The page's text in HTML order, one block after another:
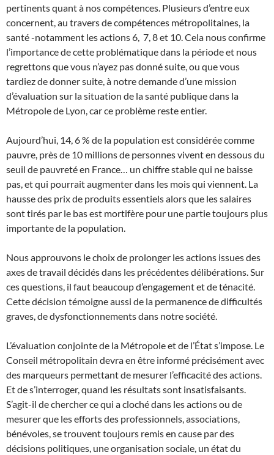
pertinents quant à nos compétences. Plusieurs d’entre eux
concernent, au travers de compétences métropolitaines, la
santé -notamment les actions 6, 7, 8 et 10. Cela nous confirme
l’importance de cette problématique dans la période et nous
regrettons que vous n’ayez pas donné suite, ou que vous
tardiez de donner suite, à notre demande d’une mission
d’évaluation sur la situation de la santé publique dans la
Métropole de Lyon, car ce problème reste entier.
Aujourd’hui, 14, 6 % de la population est considérée comme
pauvre, près de 10 millions de personnes vivent en dessous du
seuil de pauvreté en France… un chiffre stable qui ne baisse
pas, et qui pourrait augmenter dans les mois qui viennent. La
hausse des prix de produits essentiels alors que les salaires
sont tirés par le bas est mortifère pour une partie toujours plus
importante de la population.
Nous approuvons le choix de prolonger les actions issues des
axes de travail décidés dans les précédentes délibérations. Sur
ces questions, il faut beaucoup d’engagement et de ténacité.
Cette décision témoigne aussi de la permanence de difficultés
graves, de dysfonctionnements dans notre société.
L’évaluation conjointe de la Métropole et de l’État s’impose. Le
Conseil métropolitain devra en être informé précisément avec
des marqueurs permettant de mesurer l’efficacité des actions.
Et de s’interroger, quand les résultats sont insatisfaisants.
S’agit-il de chercher ce qui a cloché dans les actions ou de
mesurer que les efforts des professionnels, associations,
bénévoles, se trouvent toujours remis en cause par des
décisions politiques, une organisation sociale, un état du